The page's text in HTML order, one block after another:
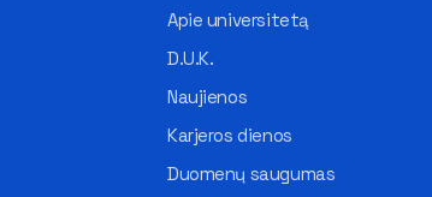
Apie universitetą
D.U.K.
Naujienos
Karjeros dienos
Duomenų saugumas